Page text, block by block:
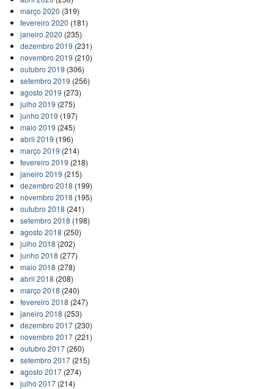
março 2020 (319)
fevereiro 2020 (181)
janeiro 2020 (235)
dezembro 2019 (231)
novembro 2019 (210)
outubro 2019 (306)
setembro 2019 (256)
agosto 2019 (273)
julho 2019 (275)
junho 2019 (197)
maio 2019 (245)
abril 2019 (196)
março 2019 (214)
fevereiro 2019 (218)
janeiro 2019 (215)
dezembro 2018 (199)
novembro 2018 (195)
outubro 2018 (241)
setembro 2018 (198)
agosto 2018 (250)
julho 2018 (202)
junho 2018 (277)
maio 2018 (278)
abril 2018 (208)
março 2018 (240)
fevereiro 2018 (247)
janeiro 2018 (253)
dezembro 2017(230)
novembro 2017(221)
outubro 2017(260)
setembro 2017(215)
agosto 2017(274)
julho 2017(214)